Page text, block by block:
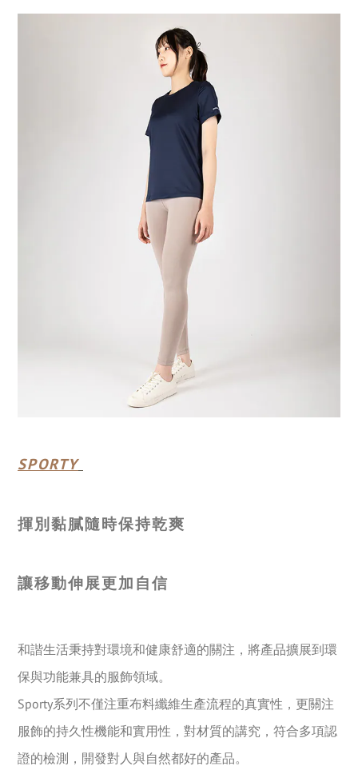
SPORTY
揮別黏膩隨時保持乾爽
讓移動伸展更加自信
和諧生活秉持對環境和健康舒適的關注，將產品擴展到環
保與功能兼具的服飾領域。
Sporty系列不僅注重布料纖維生產流程的真實性，更關注
服飾的持久性機能和實用性，對材質的講究，符合多項認
證的檢測，開發對人與自然都好的產品。